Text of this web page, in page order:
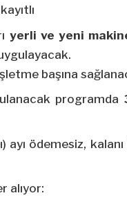
yerli ve yeni
başına
programda
ayı ödemesiz,
alıyor: